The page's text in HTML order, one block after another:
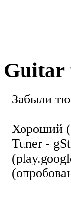
Guitar
Забыли
Хороший
Tuner -